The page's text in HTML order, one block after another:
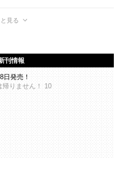
見る
刊情報
日発売！
帰りません！ 10